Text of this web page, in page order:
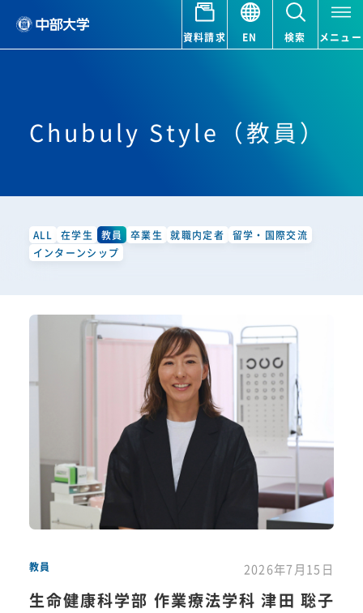
資料請求 EN 検索 メニュー
Chubuly Style（教員）
ALL 在学生 教員 卒業生 就職内定者
留学・国際交流
インターンシップ
2026年7月15日
教員
生命健康科学部 作業療法学科 津田 聡子